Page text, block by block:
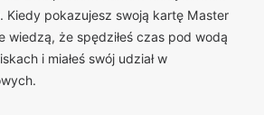
Kiedy pokazujesz swoją kartę Master
wiedzą, że spędziłeś czas pod wodą
i miałeś swój udział w